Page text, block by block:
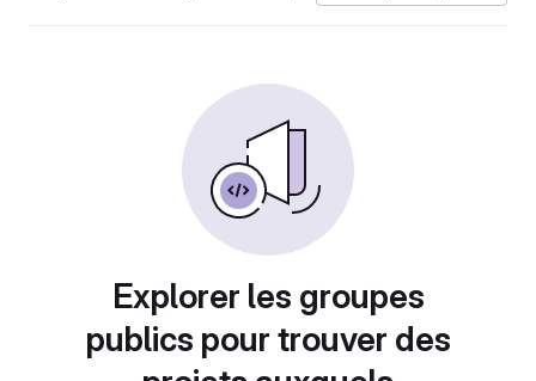
Explorer les groupes
publics pour trouver des